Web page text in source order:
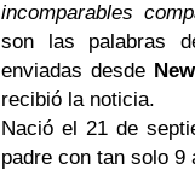
incomparables
son las palabras
enviadas desde
recibió la noticia.
Nació el 21 de
padre con tan solo